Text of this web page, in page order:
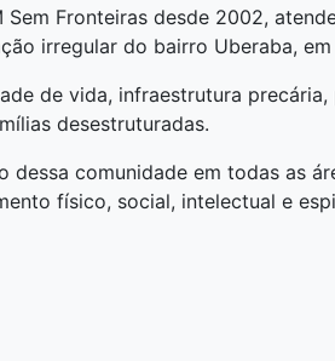
Fronteiras desde 2002,
irregular do bairro Uberaba,
de vida, infraestrutura
desestruturadas.
comunidade em todas as
físico, social, intelectual e